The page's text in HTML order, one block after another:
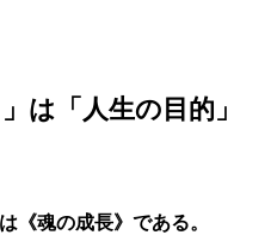
は「人生の目的」
《魂の成長》である。